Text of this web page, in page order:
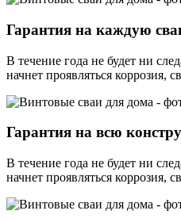
Гарантия на каждую
В течение года не будет ни
начнет проявляться коррозия,
Гарантия на всю
В течение года не будет ни
начнет проявляться коррозия,